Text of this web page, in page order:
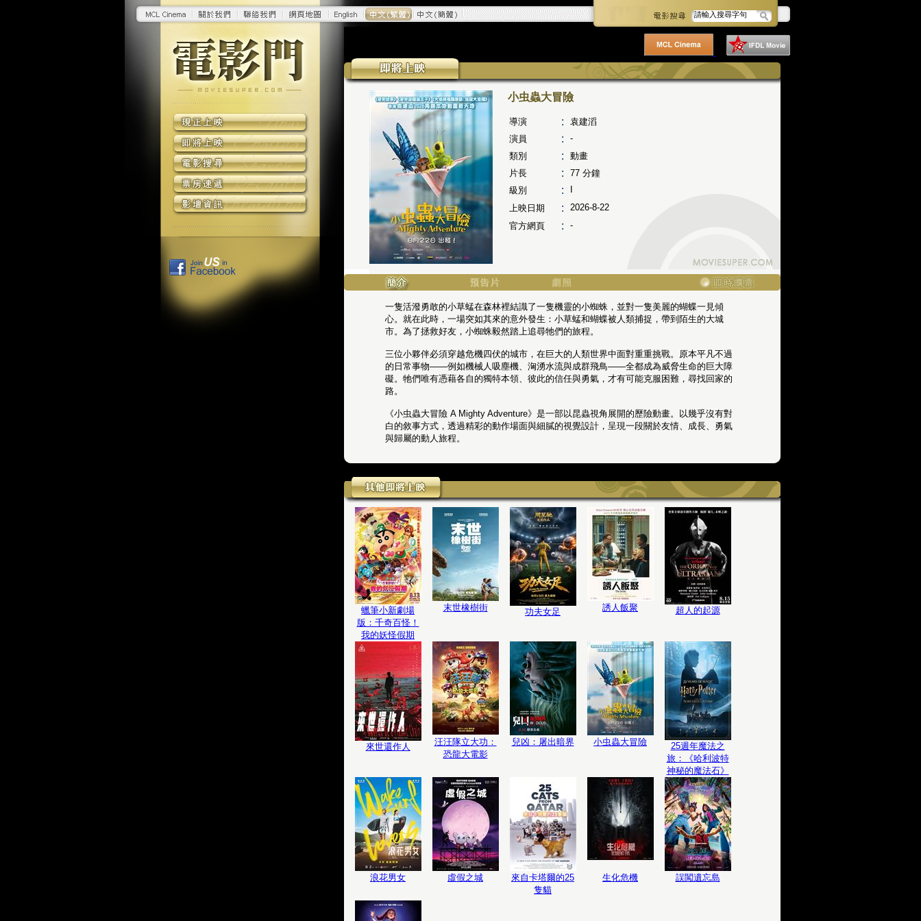
小虫蟲大冒險
導演 :
袁建滔
演員
:
-
類別
:
動畫
片長
: 77 分鐘
級別
:
上映日期
:
2026-8-22
官方網頁
: -
一隻活潑勇敢的小草蜢在森林裡結識了一隻機靈的小蜘蛛，並對一隻美麗的蝴蝶一見傾
心。就在此時，一場突如其來的意外發生：小草蜢和蝴蝶被人類捕捉，帶到陌生的大城
市。為了拯救好友，小蜘蛛毅然踏上追尋牠們的旅程。
三位小夥伴必須穿越危機四伏的城市，在巨大的人類世界中面對重重挑戰。原本平凡不過
的日常事物——例如機械人吸塵機、洶湧水流與成群飛鳥——全都成為威脅生命的巨大障
礙。牠們唯有憑藉各自的獨特本領、彼此的信任與勇氣，才有可能克服困難，尋找回家的
路。
《小虫蟲大冒險 A Mighty Adventure》是一部以昆蟲視角展開的歷險動畫。以幾乎沒有對
白的敘事方式，透過精彩的動作場面與細膩的視覺設計，呈現一段關於友情、成長、勇氣
與歸屬的動人旅程。
蠟筆小新劇場
版：千奇百怪！
我的妖怪假期
末世橡樹街 功夫女足 誘人飯聚 超人的起源
來世還作人
汪汪隊立大功：
恐龍大電影
兒凶：屠出暗界 小虫蟲大冒險
25週年魔法之
旅：《哈利波特
神秘的魔法石》
浪花男女 虛假之城
來自卡塔爾的25
隻貓
生化危機 誤闖遺忘島